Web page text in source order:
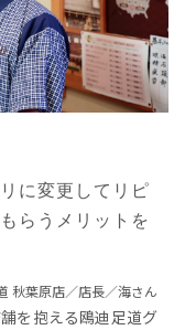
に変更してリピ
らうメリットを
秋葉原店／店長／海さん
を抱える鴎迪足道グ